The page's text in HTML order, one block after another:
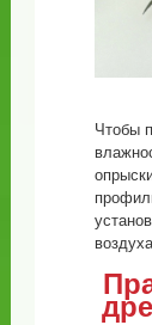
Чтобы